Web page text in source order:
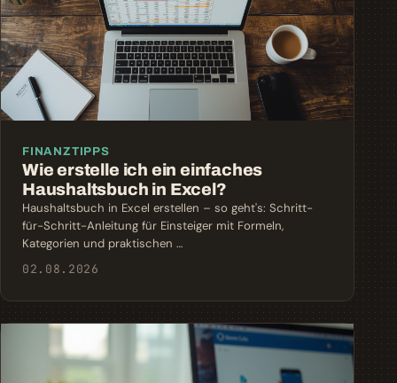
FINANZTIPPS
Wie erstelle ich ein einfaches
Haushaltsbuch in Excel?
Haushaltsbuch in Excel erstellen – so geht's: Schritt-
für-Schritt-Anleitung für Einsteiger mit Formeln,
Kategorien und praktischen …
02.08.2026